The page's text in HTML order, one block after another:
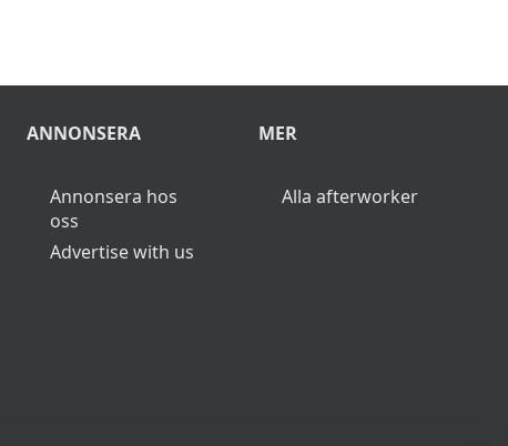
ANNONSERA
Annonsera hos
oss
Advertise with us
MER
Alla afterworker